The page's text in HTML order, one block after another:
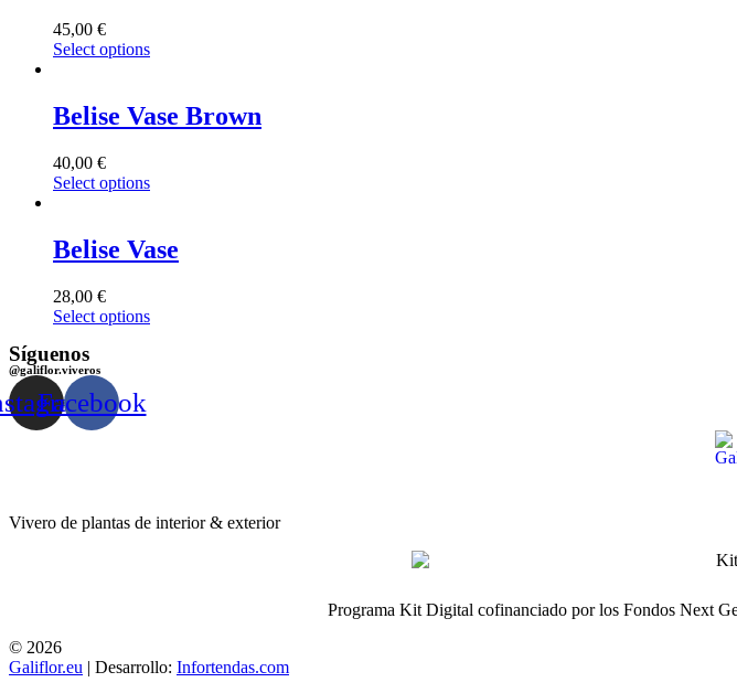
45,00 €
Select options
Belise Vase Brown
40,00 €
Select options
Belise Vase
28,00 €
Select options
Síguenos
@galiflor.viveros
Facebook
Vivero de plantas de interior & exterior
Programa Kit Digital cofinanciado por los Fondos Next
© 2026
Galiflor.eu | Desarrollo: Infortendas.com